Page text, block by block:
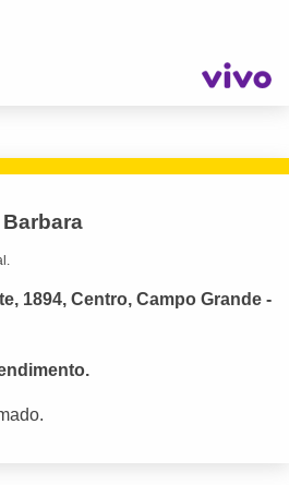
1894, Centro, Campo Grande -